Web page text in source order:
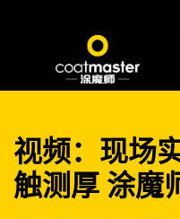
视频：现场
触测厚 涂魔